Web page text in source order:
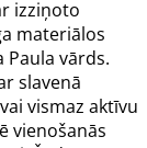
izziņoto
materiālos
vārds.
slavenā
vismaz aktīvu
vienošanās